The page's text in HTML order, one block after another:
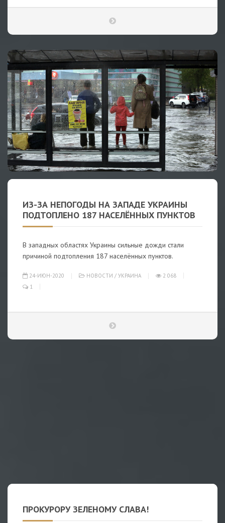
ИЗ-ЗА НЕПОГОДЫ НА ЗАПАДЕ УКРАИНЫ
ПОДТОПЛЕНО 187 НАСЕЛЁННЫХ ПУНКТОВ
В западных областях Украины сильные дожди стали
причиной подтопления 187 населённых пунктов.
24-ИЮН-2020 НОВОСТИ / УКРАИНА
2 068
1
ПРОКУРОРУ ЗЕЛЕНОМУ СЛАВА!